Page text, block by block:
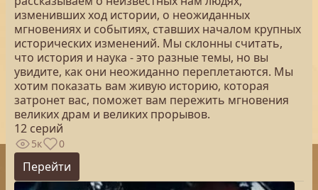
изменивших ход истории, о неожиданных
мгновениях и событиях, ставших началом крупных
исторических изменений. Мы склонны считать,
что история и наука - это разные темы, но вы
увидите, как они неожиданно переплетаются. Мы
хотим показать вам живую историю, которая
затронет вас, поможет вам пережить мгновения
великих драм и великих прорывов.
12 серий
5к 0
Перейти